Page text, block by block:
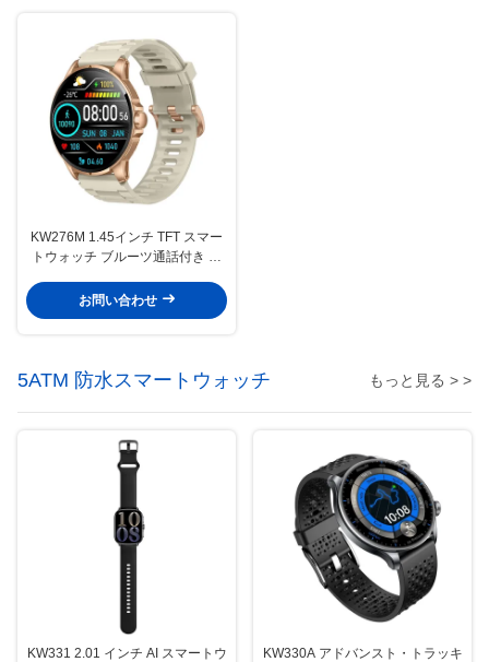
KW276M 1.45インチ TFT スマー
トウォッチ ブルーツ通話付き 高
お問い合わせ
5ATM 防水スマートウォッチ もっと見る > >
KW331 2.01 インチ AI スマートウ
KW330A アドバンスト・トラッキ